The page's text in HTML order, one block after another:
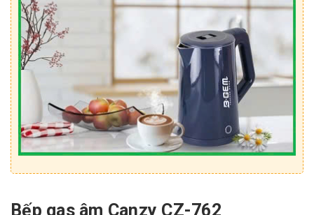
Bếp gas âm Canzy CZ-762